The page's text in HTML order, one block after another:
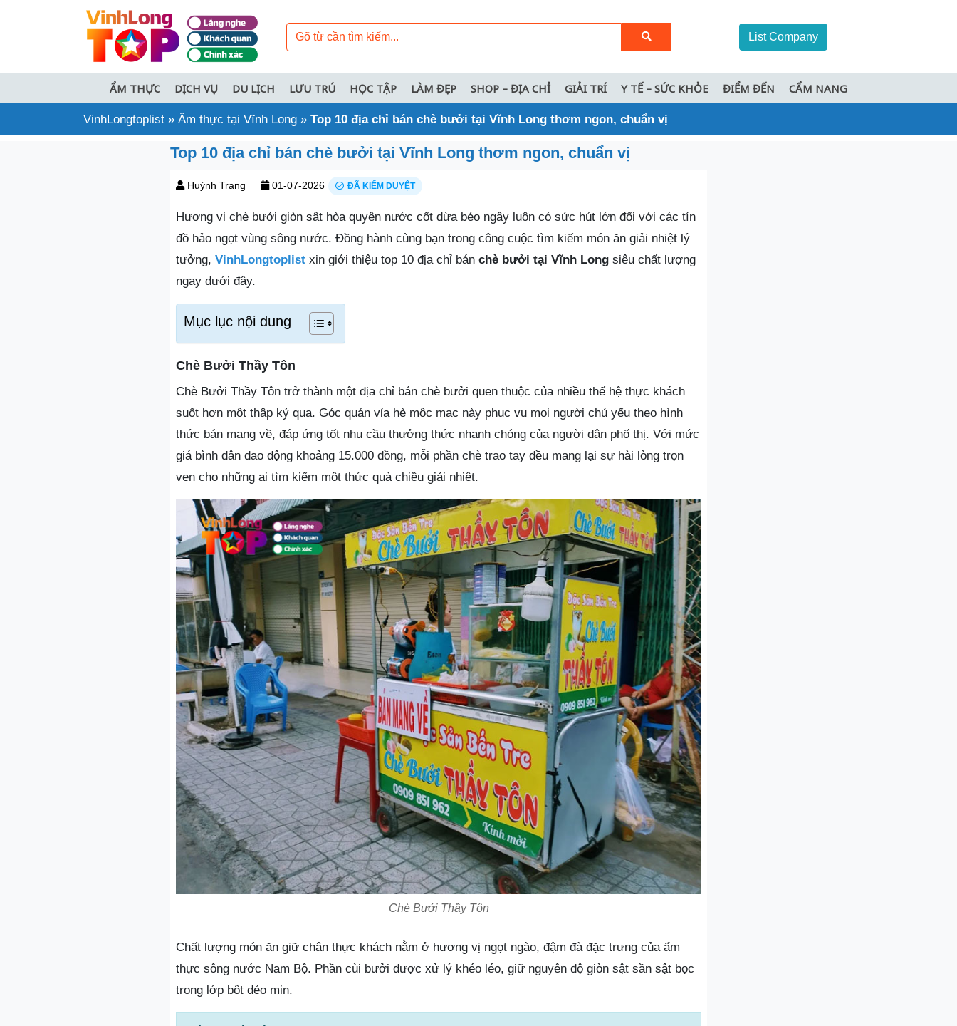
List Company
ẨM THỰC DỊCH VỤ DU LỊCH LƯU TRÚ HỌC TẬP LÀM ĐẸP SHOP – ĐỊA CHỈ GIẢI TRÍ Y TẾ – SỨC KHỎE ĐIỂM ĐẾN CẨM NANG
VinhLongtoplist » Ẩm thực tại Vĩnh Long » Top 10 địa chỉ bán chè bưởi tại Vĩnh Long thơm ngon, chuẩn vị
Top 10 địa chỉ bán chè bưởi tại Vĩnh Long thơm ngon, chuẩn vị
Huỳnh Trang 01-07-2026 ĐÃ KIỂM DUYỆT
Hương vị chè bưởi giòn sật hòa quyện nước cốt dừa béo ngậy luôn có sức hút lớn đối với các tín
đồ hảo ngọt vùng sông nước. Đồng hành cùng bạn trong công cuộc tìm kiếm món ăn giải nhiệt lý
tưởng, VinhLongtoplist xin giới thiệu top 10 địa chỉ bán chè bưởi tại Vĩnh Long siêu chất lượng
ngay dưới đây.
Mục lục nội dung
Chè Bưởi Thầy Tôn
Chè Bưởi Thầy Tôn trở thành một địa chỉ bán chè bưởi quen thuộc của nhiều thế hệ thực khách
suốt hơn một thập kỷ qua. Góc quán vỉa hè mộc mạc này phục vụ mọi người chủ yếu theo hình
thức bán mang về, đáp ứng tốt nhu cầu thưởng thức nhanh chóng của người dân phố thị. Với mức
giá bình dân dao động khoảng 15.000 đồng, mỗi phần chè trao tay đều mang lại sự hài lòng trọn
vẹn cho những ai tìm kiếm một thức quà chiều giải nhiệt.
Chè Bưởi Thầy Tôn
Chất lượng món ăn giữ chân thực khách nằm ở hương vị ngọt ngào, đậm đà đặc trưng của ẩm
thực sông nước Nam Bộ. Phần cùi bưởi được xử lý khéo léo, giữ nguyên độ giòn sật sần sật bọc
trong lớp bột dẻo mịn.